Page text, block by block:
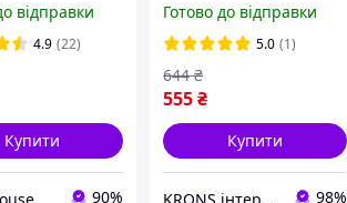
Rack HP227
відправки
4.9 (22)
Купити
90%
регульована
Готово до відправки
5.0 (1)
555₴
644 ₴
Купити
KRONS інтернет-магазин 98%